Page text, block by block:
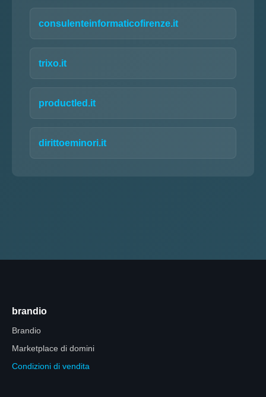
consulenteinformaticofirenze.it
trixo.it
productled.it
dirittoeminori.it
brandio
Brandio
Marketplace di domini
Condizioni di vendita